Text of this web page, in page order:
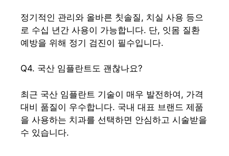
정기적인 관리와 올바른 칫솔질, 치실 사용 등으
로 수십 년간 사용이 가능합니다. 단, 잇몸 질환
예방을 위해 정기 검진이 필수입니다.
Q4. 국산 임플란트도 괜찮나요?
최근 국산 임플란트 기술이 매우 발전하여, 가격
대비 품질이 우수합니다. 국내 대표 브랜드 제품
을 사용하는 치과를 선택하면 안심하고 시술받을
수 있습니다.